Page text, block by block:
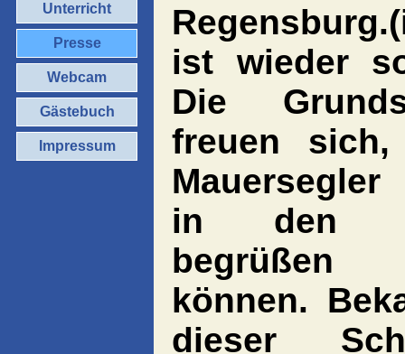
ist wieder
Die
freuen
in den
können.
dieser
Unterricht
Presse
Webcam
Gästebuch
Impressum